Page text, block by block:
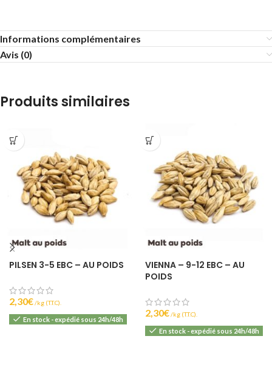
Informations complémentaires
Avis (0)
Produits similaires
PILSEN 3-5 EBC – AU POIDS
2,30€ (T.T.C).
En stock - expédié sous 24h/48h
VIENNA – 9-12 EBC – AU
POIDS
2,30€ (T.T.C).
En stock - expédié sous 24h/48h